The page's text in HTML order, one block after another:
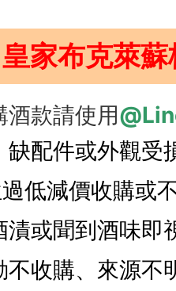
皇家布克萊
酒款請使用
缺配件或外觀受
低減價收購或
漬或聞到酒味即
不收購、來源不